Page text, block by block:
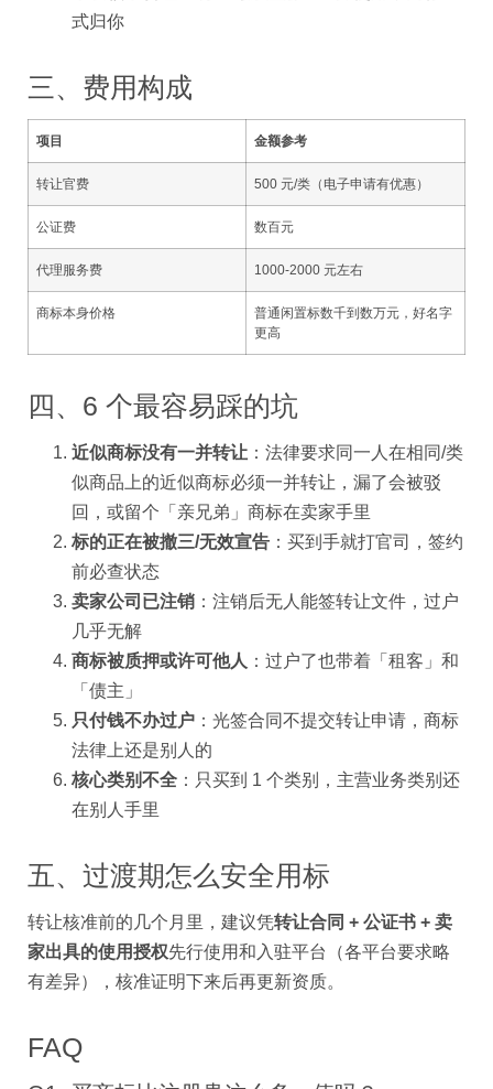
式归你
三、费用构成
项目 金额参考
转让官费 500 元/类（电子申请有优惠）
公证费 数百元
代理服务费 1000-2000 元左右
商标本身价格
普通闲置标数千到数万元，好名字
更高
四、6 个最容易踩的坑
近似商标没有一并转让 ：法律要求同一人在相同/类
似商品上的近似商标必须一并转让，漏了会被驳
回，或留个「亲兄弟」商标在卖家手里
标的正在被撤三/无效宣告 ：买到手就打官司，签约
前必查状态
卖家公司已注销 ：注销后无人能签转让文件，过户
几乎无解
商标被质押或许可他人 ：过户了也带着「租客」和
「债主」
只付钱不办过户 ：光签合同不提交转让申请，商标
法律上还是别人的
核心类别不全 ：只买到 1 个类别，主营业务类别还
在别人手里
五、过渡期怎么安全用标
转让核准前的几个月里，建议凭转让合同 + 公证书 + 卖
家出具的使用授权先行使用和入驻平台（各平台要求略
有差异），核准证明下来后再更新资质。
FAQ